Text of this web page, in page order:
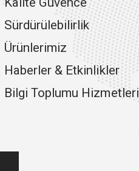
Sürdürülebilirlik
Ürünlerimiz
Haberler & Etkinlikler
Bilgi Toplumu Hizmetleri